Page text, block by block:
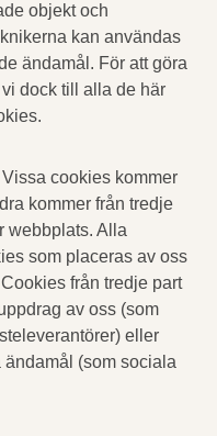
objekt och
kan användas
ändamål. För att göra
dock till alla de här
cookies kommer
kommer från tredje
webbplats. Alla
som placeras av oss
från tredje part
av oss (som
eller
(som sociala